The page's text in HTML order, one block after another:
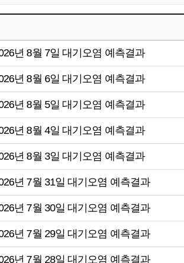
년 8월 7일 대기오염 예측결과
년 8월 6일 대기오염 예측결과
년 8월 5일 대기오염 예측결과
년 8월 4일 대기오염 예측결과
년 8월 3일 대기오염 예측결과
년 7월 31일 대기오염 예측결과
년 7월 30일 대기오염 예측결과
년 7월 29일 대기오염 예측결과
년 7월 28일 대기오염 예측결과